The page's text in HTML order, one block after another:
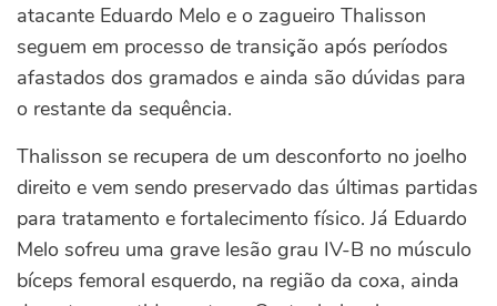
atacante Eduardo Melo e o zagueiro Thalisson
seguem em processo de transição após períodos
afastados dos gramados e ainda são dúvidas para
o restante da sequência.
Thalisson se recupera de um desconforto no joelho
direito e vem sendo preservado das últimas partidas
para tratamento e fortalecimento físico. Já Eduardo
Melo sofreu uma grave lesão grau IV-B no músculo
bíceps femoral esquerdo, na região da coxa, ainda